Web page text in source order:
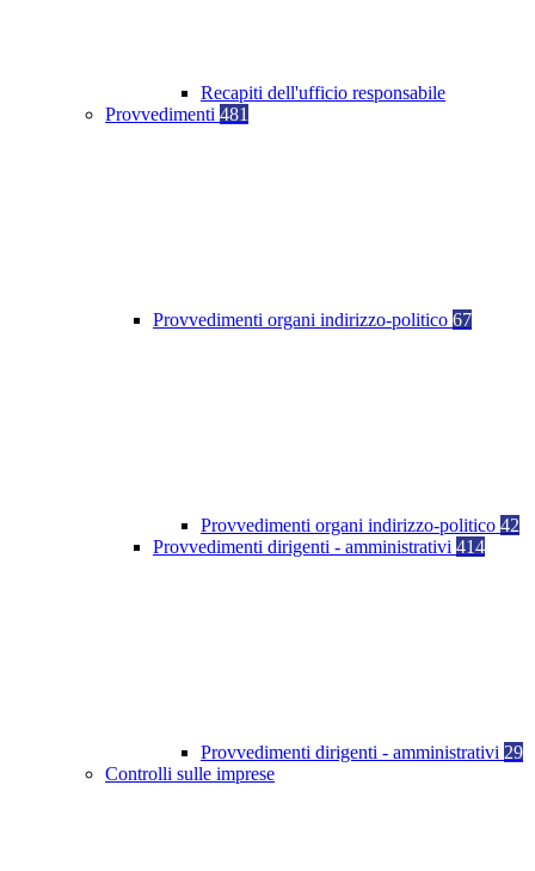
Recapiti dell'ufficio responsabile
Provvedimenti 481
Provvedimenti organi indirizzo-politico 67
Provvedimenti organi indirizzo-politico 42
Provvedimenti dirigenti - amministrativi 414
Provvedimenti dirigenti - amministrativi 29
Controlli sulle imprese